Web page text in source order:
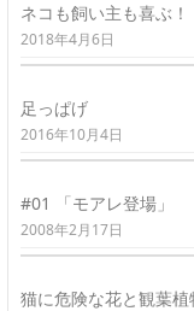
ネコも飼い主も喜ぶ
2018年4月6日
足っぱげ
2016年10月4日
#01 「モアレ登場」
2008年2月17日
猫に危険な花と観葉植